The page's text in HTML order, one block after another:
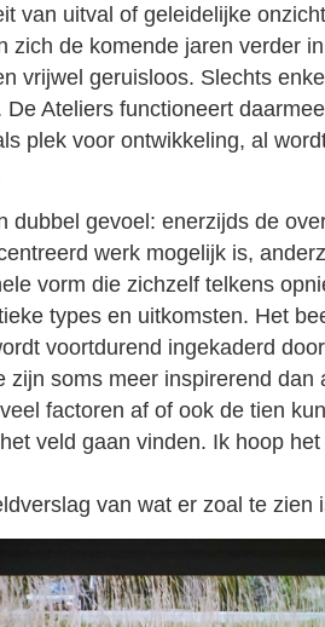
van uitval of geleidelijke
zich de komende jaren verder
vrijwel geruisloos. Slechts
De Ateliers functioneert
plek voor ontwikkeling, al
dubbel gevoel: enerzijds de
werk mogelijk is,
vorm die zichzelf telkens
types en uitkomsten. Het
voortdurend ingekaderd
zijn soms meer inspirerend dan
factoren af of ook de tien
veld gaan vinden. Ik hoop
van wat er zoal te zien